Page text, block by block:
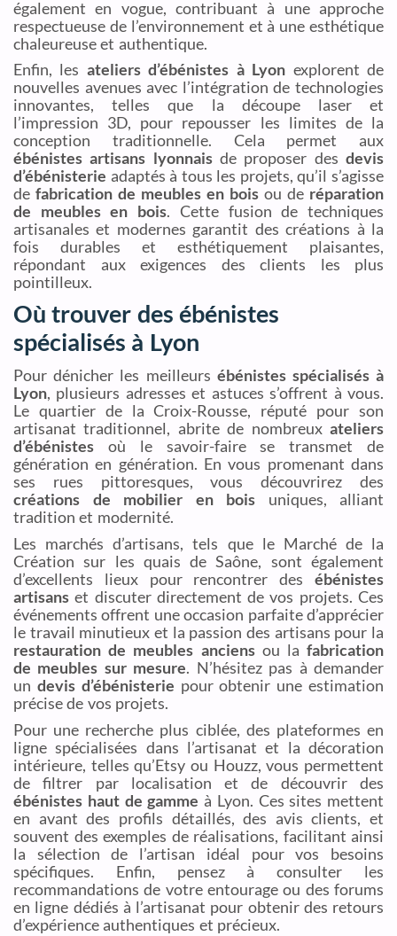
également en vogue, contribuant à une approche
respectueuse de l’environnement et à une esthétique
chaleureuse et authentique.
Enfin, les ateliers d’ébénistes à Lyon explorent de
nouvelles avenues avec l’intégration de technologies
innovantes, telles que la découpe laser et
l’impression 3D, pour repousser les limites de la
conception traditionnelle. Cela permet aux
ébénistes artisans lyonnaisde proposer desdevis
d’ébénisterie adaptés à tous les projets, qu’il s’agisse
de fabrication de meubles en bois ou de réparation
de meubles en bois. Cette fusion de techniques
artisanales et modernes garantit des créations à la
fois durables et esthétiquement plaisantes,
répondant aux exigences des clients les plus
pointilleux.
Où trouver des ébénistes
spécialisés à Lyon
Pour dénicher les meilleurs ébénistes spécialisés à
Lyon, plusieurs adresses et astuces s’offrent à vous.
Le quartier de la Croix-Rousse, réputé pour son
artisanat traditionnel, abrite de nombreux ateliers
d’ébénistes où le savoir-faire se transmet de
génération en génération. En vous promenant dans
ses rues pittoresques, vous découvrirez des
créations de mobilier en bois uniques, alliant
tradition et modernité.
Les marchés d’artisans, tels que le Marché de la
Création sur les quais de Saône, sont également
d’excellents lieux pour rencontrer des ébénistes
artisans et discuter directement de vos projets. Ces
événements offrent une occasion parfaite d’apprécier
le travail minutieux et la passion des artisans pour la
restauration de meubles anciensou la fabrication
de meubles sur mesure. N’hésitez pas à demander
un devis d’ébénisterie pour obtenir une estimation
précise de vos projets.
Pour une recherche plus ciblée, des plateformes en
ligne spécialisées dans l’artisanat et la décoration
intérieure, telles qu’Etsy ou Houzz, vous permettent
de filtrer par localisation et de découvrir des
ébénistes haut de gamme à Lyon. Ces sites mettent
en avant des profils détaillés, des avis clients, et
souvent des exemples de réalisations, facilitant ainsi
la sélection de l’artisan idéal pour vos besoins
spécifiques. Enfin, pensez à consulter les
recommandations de votre entourage ou des forums
en ligne dédiés à l’artisanat pour obtenir des retours
d’expérience authentiques et précieux.